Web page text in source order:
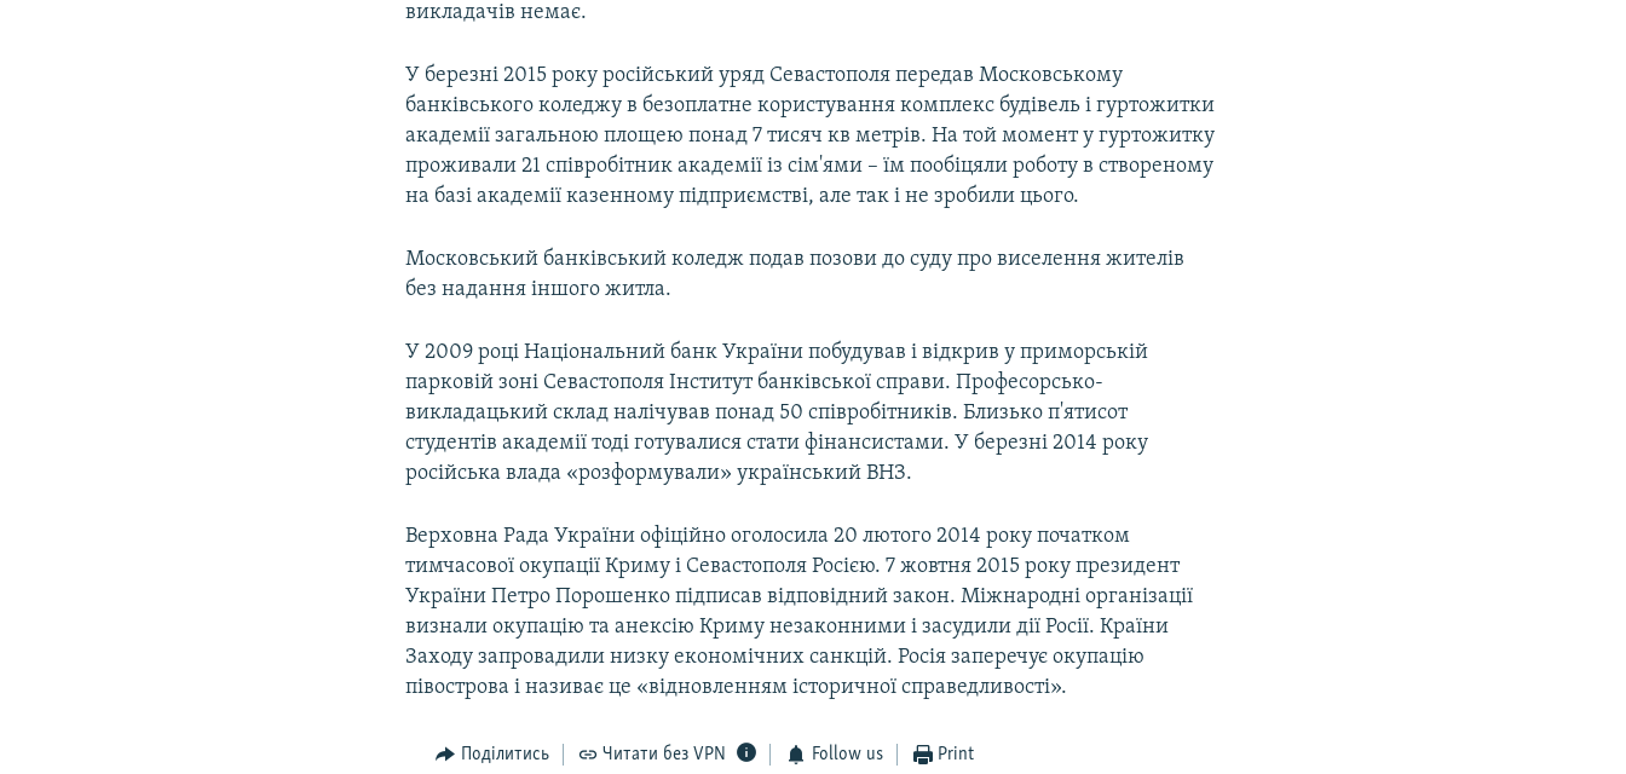
викладачів немає.
У березні 2015 року російський уряд Севастополя передав Московському
банківського коледжу в безоплатне користування комплекс будівель і гуртожитки
академії загальною площею понад 7 тисяч кв метрів. На той момент у гуртожитку
проживали 21 співробітник академії із сім'ями – їм пообіцяли роботу в створеному
на базі академії казенному підприємстві, але так і не зробили цього.
Московський банківський коледж подав позови до суду про виселення жителів
без надання іншого житла.
У 2009 році Національний банк України побудував і відкрив у приморській
парковій зоні Севастополя Інститут банківської справи. Професорсько-
викладацький склад налічував понад 50 співробітників. Близько п'ятисот
студентів академії тоді готувалися стати фінансистами. У березні 2014 року
російська влада «розформували» український ВНЗ.
Верховна Рада України офіційно оголосила 20 лютого 2014 року початком
тимчасової окупації Криму і Севастополя Росією. 7 жовтня 2015 року президент
України Петро Порошенко підписав відповідний закон. Міжнародні організації
визнали окупацію та анексію Криму незаконними і засудили дії Росії. Країни
Заходу запровадили низку економічних санкцій. Росія заперечує окупацію
півострова і називає це «відновленням історичної справедливості».
Поділитись Читати без VPN Follow us Print